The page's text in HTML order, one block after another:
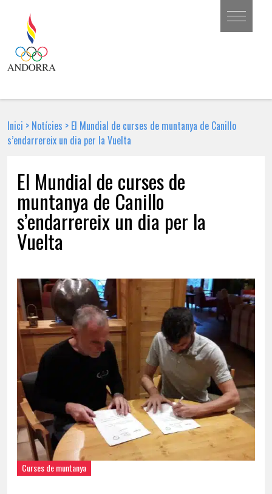
Inici > Notícies > El Mundial de curses de muntanya de Canillo
s’endarrereix un dia per la Vuelta
El Mundial de curses de
muntanya de Canillo
s’endarrereix un dia per la
Vuelta
Curses de muntanya